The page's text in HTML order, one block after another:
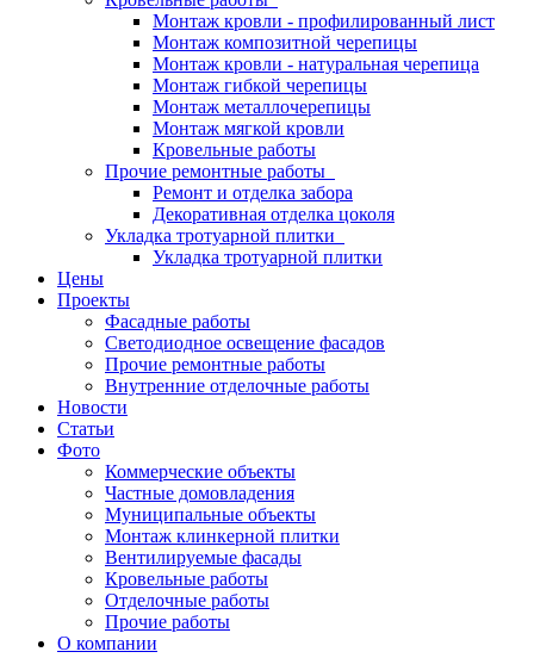
Монтаж кровли - профилированный лист
Монтаж композитной черепицы
Монтаж кровли - натуральная черепица
Монтаж гибкой черепицы
Монтаж металлочерепицы
Монтаж мягкой кровли
Кровельные работы
Прочие ремонтные работы
Ремонт и отделка забора
Декоративная отделка цоколя
Укладка тротуарной плитки
Укладка тротуарной плитки
Цены
Проекты
Фасадные работы
Светодиодное освещение фасадов
Прочие ремонтные работы
Внутренние отделочные работы
Новости
Статьи
Фото
Коммерческие объекты
Частные домовладения
Муниципальные объекты
Монтаж клинкерной плитки
Вентилируемые фасады
Кровельные работы
Отделочные работы
Прочие работы
О компании